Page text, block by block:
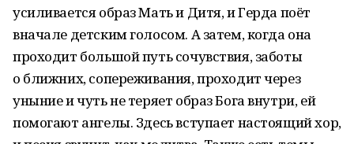
усиливается образ Мать и Дитя, и Герда поёт
вначале детским голосом. А затем, когда она
проходит большой путь сочувствия, заботы
о ближних, сопереживания, проходит через
уныние и чуть не теряет образ Бога внутри, ей
помогают ангелы. Здесь вступает настоящий хор,